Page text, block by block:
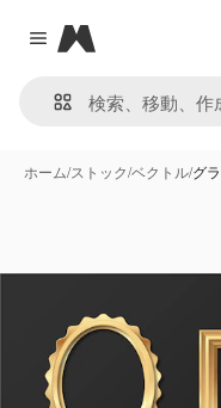
Close menu
Magnific
ホーム/ストック/ベクトル/グ